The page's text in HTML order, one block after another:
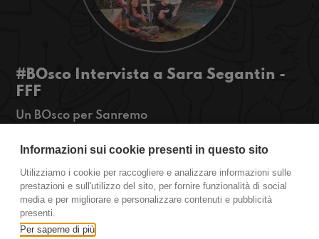
#BOsco Intervista a Sara Segantin -
FFF
Un BOsco per Sanremo
Sara Segantini, una scrittrice e fff munita di zaino
parlarci del suo nuovo libro “Non siamo eroi”.
Come si sta muovendo il movimento FFF durante
il lockdown? Sentite qui!
Informazioni sui cookie presenti in questo sito
Utilizziamo i cookie per raccogliere e analizzare informazioni sulle
prestazioni e sull'utilizzo del sito, per fornire funzionalità di social
media e per migliorare e personalizzare contenuti e pubblicità
presenti.
Per saperne di più